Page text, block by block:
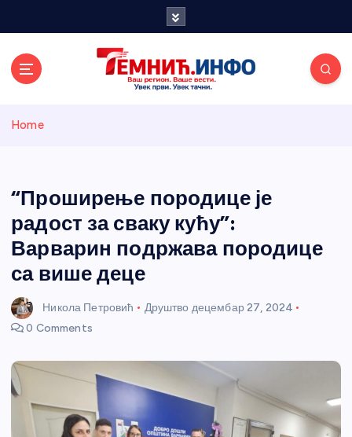
и портал
Home
“Проширење породице је
радост за сваку кућу”:
Варварин подржава породице
са више деце
Никола Петровић Друштво децембар 27, 2024
0 Comments